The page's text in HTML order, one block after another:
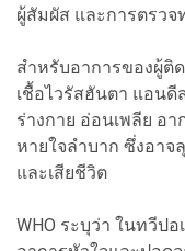
ผู้สัมผัส และการตรว
สำหรับอาการของผู้ติ
เชื้อไวรัสฮันตา แอนดี
ร่างกาย อ่อนเพลีย อ
หายใจลำบาก ซึ่งอาจ
และเสียชีวิต
WHO ระบุว่า ในทวีป